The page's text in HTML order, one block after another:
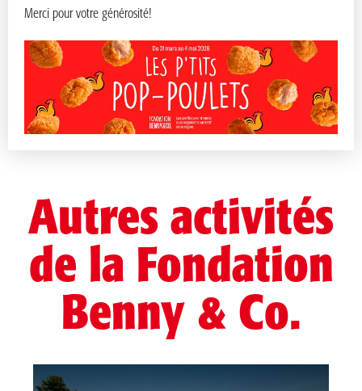
Merci pour votre générosité!
Autres activités
de la Fondation
Benny & Co.